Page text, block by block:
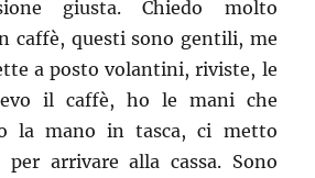
giusta. Chiedo molto
caffè, questi sono gentili, me
a posto volantini, riviste, le
il caffè, ho le mani che
la mano in tasca, ci metto
arrivare alla cassa. Sono